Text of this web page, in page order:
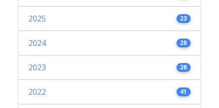
2025 23
2024 28
2023 28
2022 41